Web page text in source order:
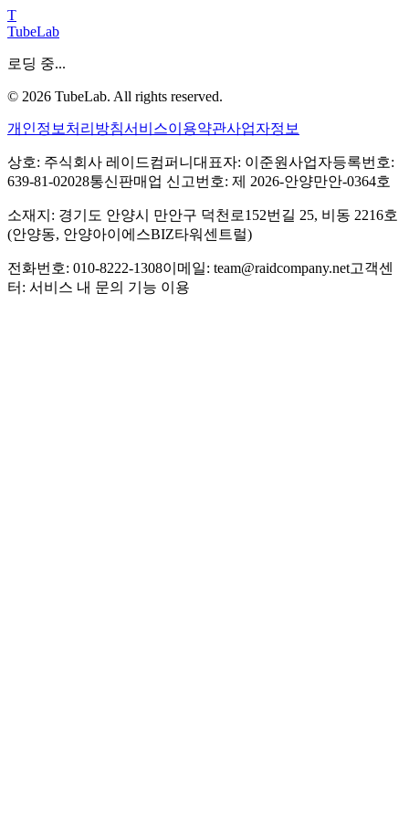
T
TubeLab
로딩 중...
© 2026 TubeLab. All rights reserved.
개인정보처리방침서비스이용약관사업자정보
상호: 주식회사 레이드컴퍼니 대표자: 이준원사업자등록번호:
639-81-02028통신판매업 신고번호: 제 2026-안양만안-0364호
소재지: 경기도 안양시 만안구 덕천로152번길 25, 비동 2216호
(안양동, 안양아이에스BIZ타워센트럴)
전화번호: 010-8222-1308이메일: team@raidcompany.net고객센
터: 서비스 내 문의 기능 이용